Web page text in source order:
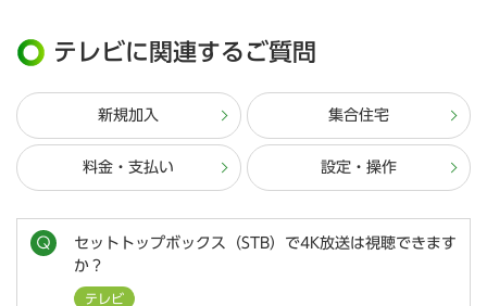
テレビに関連するご質問
新規加入 集合住宅
料金・支払い 設定・操作
セットトップボックス（STB）で4K放送は視聴できます
か？
テレビ